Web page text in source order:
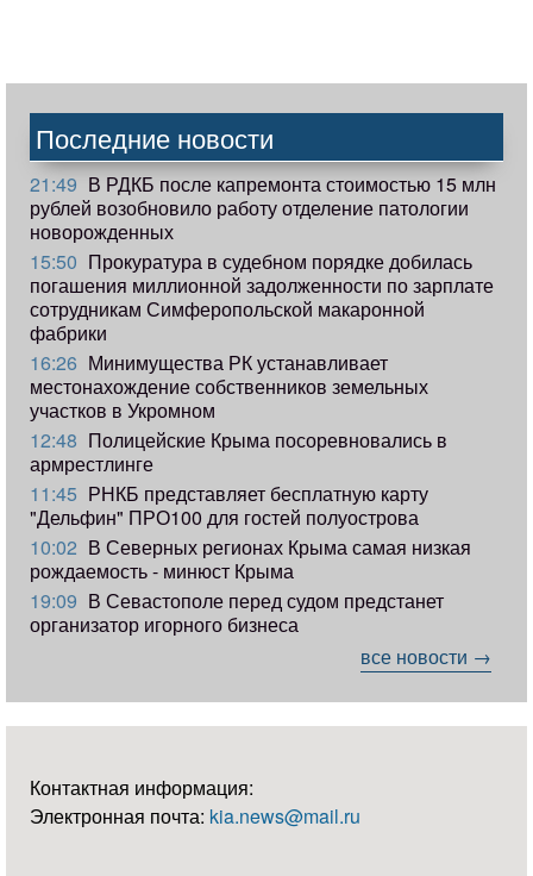
Последние новости
21:49 В РДКБ после капремонта стоимостью 15 млн
рублей возобновило работу отделение патологии
новорожденных
15:50 Прокуратура в судебном порядке добилась
погашения миллионной задолженности по зарплате
сотрудникам Симферопольской макаронной
фабрики
16:26 Минимущества РК устанавливает
местонахождение собственников земельных
участков в Укромном
12:48 Полицейские Крыма посоревновались в
армрестлинге
11:45 РНКБ представляет бесплатную карту
"Дельфин" ПРО100 для гостей полуострова
10:02 В Северных регионах Крыма самая низкая
рождаемость - минюст Крыма
19:09 В Севастополе перед судом предстанет
организатор игорного бизнеса
все новости →
Контактная информация:
Электронная почта: kia.news@mail.ru